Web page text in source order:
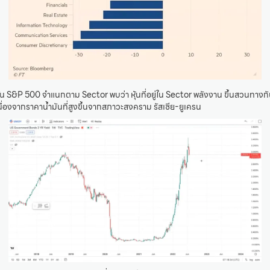
น S&P 500 จำแนกตาม Sector พบว่า หุ้นที่อยู่ใน Sector พลังงาน ขึ้นสวนทาง
งจากราคาน้ำมันที่สูงขึ้นจากสภาวะสงคราม รัสเซีย-ยูเครน